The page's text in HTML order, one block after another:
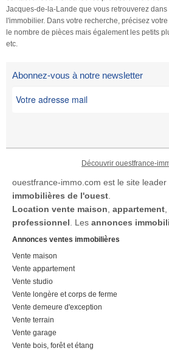
Jacques-de-la-Lande que vous retrouverez
l'immobilier. Dans votre recherche, précisez
le nombre de pièces mais également les petits
etc.
Abonnez-vous à notre newsletter
Découvrir ouestfrance-
ouestfrance-immo.com est le site leader
immobilières de l'ouest
Location vente maison appartement
professionnel . Les annonces
Annonces ventes immobilières
Vente maison
Vente appartement
Vente studio
Vente longère et corps de ferme
Vente demeure d'exception
Vente terrain
Vente garage
Vente bois, forêt et étang